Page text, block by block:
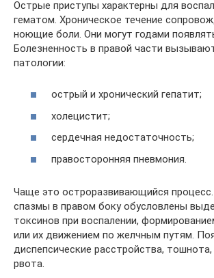
Острые приступы характерны для
гематом. Хроническое течение
ноющие боли. Они могут годами
Болезненность в правой части
патологии:
острый и хронический гепатит;
холецистит;
сердечная недостаточность;
правосторонняя пневмония.
Чаще это остроразвивающийся
спазмы в правом боку обусловлены
токсинов при воспалении,
или их движением по желчным путям.
диспепсические расстройства,
рвота.